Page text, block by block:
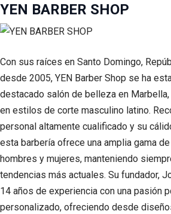
YEN BARBER SHOP
Con sus raíces en Santo Domingo,
desde 2005, YEN Barber Shop se ha
destacado salón de belleza en
en estilos de corte masculino latino.
personal altamente cualificado y su
esta barbería ofrece una amplia gama
hombres y mujeres, manteniendo
tendencias más actuales. Su fundador,
14 años de experiencia con una pasión
personalizado, ofreciendo desde